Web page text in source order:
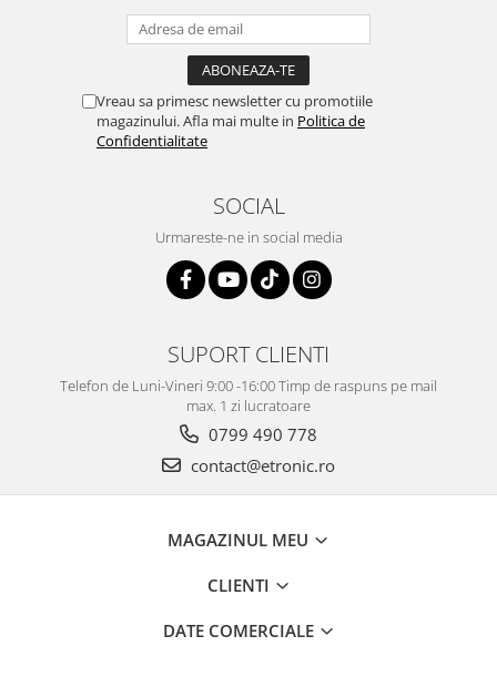
Vreau sa primesc newsletter cu promotiile
magazinului. Afla mai multe in Politica de
Confidentialitate
SOCIAL
Urmareste-ne in social media
SUPORT CLIENTI
Telefon de Luni-Vineri 9:00 -16:00 Timp de raspuns pe mail
max. 1 zi lucratoare
0799 490 778
contact@etronic.ro
MAGAZINUL MEU
CLIENTI
DATE COMERCIALE